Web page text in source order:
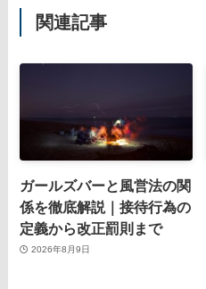
関連記事
ガールズバーと風営法の関
係を徹底解説｜接待行為の
定義から改正罰則まで
2026年8月9日